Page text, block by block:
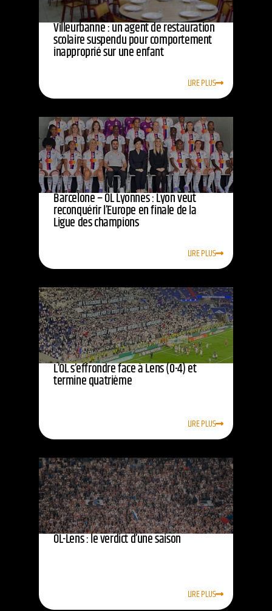
Villeurbanne : un agent de restauration
scolaire suspendu pour comportement
inapproprié sur une enfant
LIRE PLUS
Barcelone – OL Lyonnes : Lyon veut
reconquérir l’Europe en finale de la
Ligue des champions
LIRE PLUS
L’OL s’effrondre face à Lens (0-4) et
termine quatrième
LIRE PLUS
OL-Lens : le verdict d’une saison
LIRE PLUS